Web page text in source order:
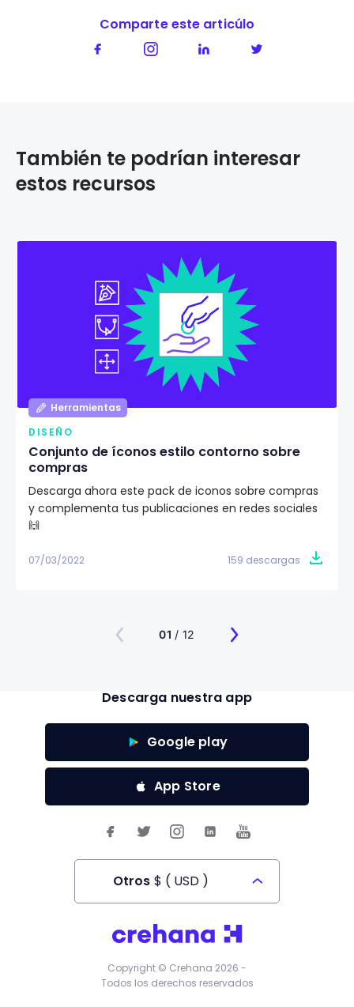
Comparte este articúlo
También te podrían interesar
estos recursos
Herramientas
DISEÑO
Conjunto de íconos estilo contorno sobre
compras
Descarga ahora este pack de iconos sobre compras
y complementa tus publicaciones en redes sociales
🙌
07/03/2022 159 descargas
01 / 12
Descarga nuestra app
Google play
App Store
Otros $ ( USD )
Todos los derechos reservados